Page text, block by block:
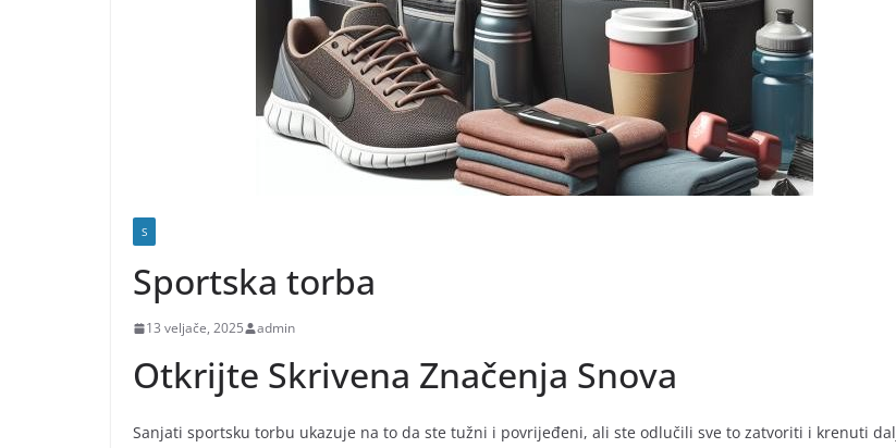
S
Sportska torba
13 veljače, 2025 admin
Otkrijte Skrivena Značenja Snova
Sanjati sportsku torbu ukazuje na to da ste tužni i povrijeđeni, ali ste odlučili sve to zatvoriti i krenuti